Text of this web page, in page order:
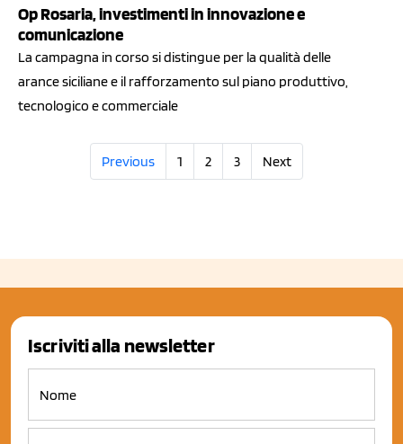
Op Rosaria, investimenti in innovazione e
comunicazione
La campagna in corso si distingue per la qualità delle
arance siciliane e il rafforzamento sul piano produttivo,
tecnologico e commerciale
Previous 1 2 3 Next
Iscriviti alla newsletter